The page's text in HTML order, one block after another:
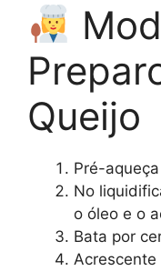
Queijo
Pré-
No
o óleo e o
Bata por